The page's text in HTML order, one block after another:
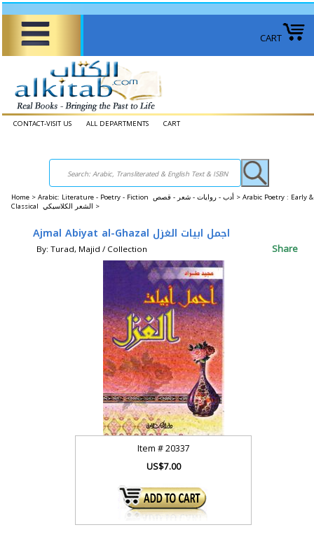
CART
CONTACT-VISIT US ALL DEPARTMENTS CART
Home > Arabic: Literature - Poetry - Fiction أدب - روايات - شعر - قصص > Arabic Poetry : Early &
Classical الشعر الكلاسيكي >
Ajmal Abiyat al-Ghazal اجمل ابيات الغزل
By: Turad, Majid / Collection Share
Item #20337
US$7.00